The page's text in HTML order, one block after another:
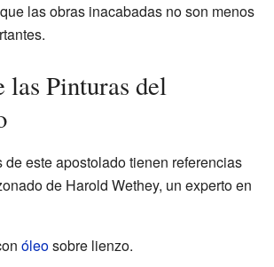
las obras inacabadas no son menos
las Pinturas del
de este apostolado tienen referencias
de Harold Wethey, un experto en
óleosobre lienzo.